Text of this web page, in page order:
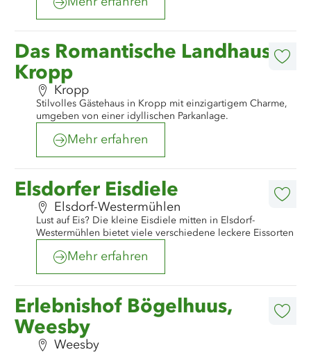
Das Romantische Landhaus
Kropp
Kropp
Stilvolles Gästehaus in Kropp mit einzigartigem Charme,
umgeben von einer idyllischen Parkanlage.
Mehr
erfahren
Mehr erfahren
Elsdorfer Eisdiele
Elsdorf-Westermühlen
Lust auf Eis? Die kleine Eisdiele mitten in Elsdorf-
Westermühlen bietet viele verschiedene leckere Eissorten
Mehr
erfahren
Mehr erfahren
Erlebnishof Bögelhuus,
Weesby
Weesby
Mehr
erfahren